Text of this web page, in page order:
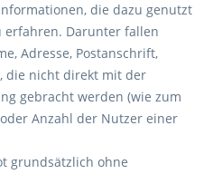
die dazu genutzt
erfahren. Darunter fallen
Adresse, Postanschrift,
die nicht direkt mit der
gebracht werden (wie zum
Anzahl der Nutzer einer
grundsätzlich ohne